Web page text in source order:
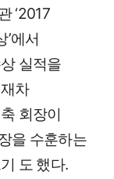
‘2017
에서
실적을
차
회장이
을 수훈하는
도 했다.